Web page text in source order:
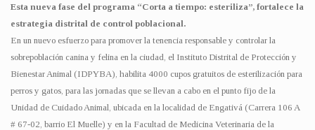
Esta nueva fase del programa “Corta a tiempo: esteriliza”, fortalece la
estrategia distrital de control poblacional.
En un nuevo esfuerzo para promover la tenencia responsable y controlar la
sobrepoblación canina y felina en la ciudad, el Instituto Distrital de Protección y
Bienestar Animal (IDPYBA), habilita 4000 cupos gratuitos de esterilización para
perros y gatos, para las jornadas que se llevan a cabo en el punto fijo de la
Unidad de Cuidado Animal, ubicada en la localidad de Engativá (Carrera 106 A
# 67-02, barrio El Muelle) y en la Facultad de Medicina Veterinaria de la